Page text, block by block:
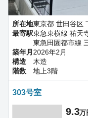
所在地東京都 世田谷区
最寄駅東急東横線 祐天
東急田園都市線
築年月 2026年2月
構造
木造
階数
地上3階
303号室
9.3万